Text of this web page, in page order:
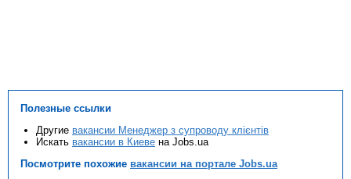
Полезные ссылки
Другие вакансии Менеджер з супроводу клієнтів
Искать вакансии в Киеве на Jobs.ua
Посмотрите похожие вакансии на портале Jobs.ua